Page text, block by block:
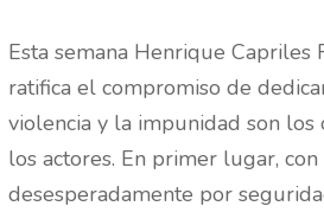
Esta semana Henrique
ratifica el compromiso de
violencia y la impunidad son
los actores. En primer lugar,
desesperadamente por